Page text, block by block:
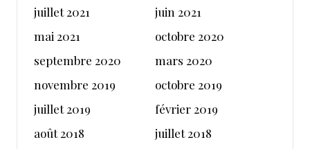
juillet 2021
juin 2021
mai 2021
octobre 2020
septembre 2020
mars 2020
novembre 2019
octobre 2019
juillet 2019
février 2019
août 2018
juillet 2018